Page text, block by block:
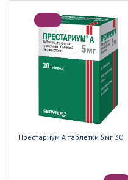
Престариум А таблетки 5мг 30